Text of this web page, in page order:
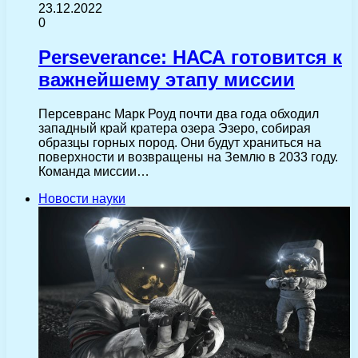
23.12.2022
0
Perseverance: НАСА готовится к
важнейшему этапу миссии
Персевранс Марк Роуд почти два года обходил
западный край кратера озера Эзеро, собирая
образцы горных пород. Они будут храниться на
поверхности и возвращены на Землю в 2033 году.
Команда миссии…
Новости науки